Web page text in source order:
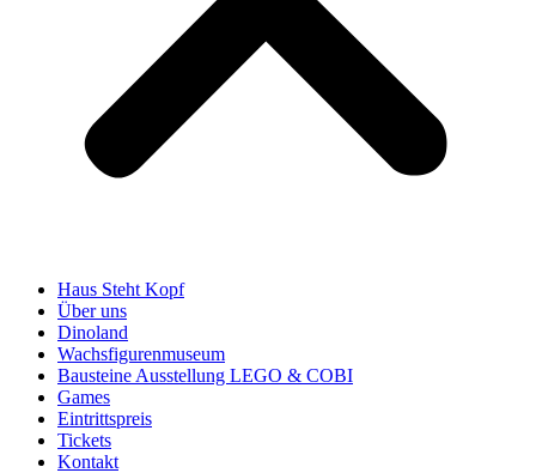
Haus Steht Kopf
Über uns
Dinoland
Wachsfigurenmuseum
Bausteine Ausstellung LEGO & COBI
Games
Eintrittspreis
Tickets
Kontakt